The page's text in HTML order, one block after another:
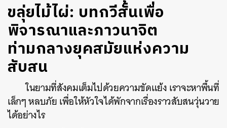
ขลุ่ยไม้ไผ่: บทกวีสั้นเพื่อ
พิจารณาและภาวนาจิต
ท่ามกลางยุคสมัยแห่งความ
สับสน
ในยามที่สังคมเต็มไปด้วยความขัดแย้ง เราจะหาพื้นที่
เล็กๆ หลบภัย เพื่อให้หัวใจได้พักจากเรื่องราวสับสนวุ่นวาย
ได้อย่างไร